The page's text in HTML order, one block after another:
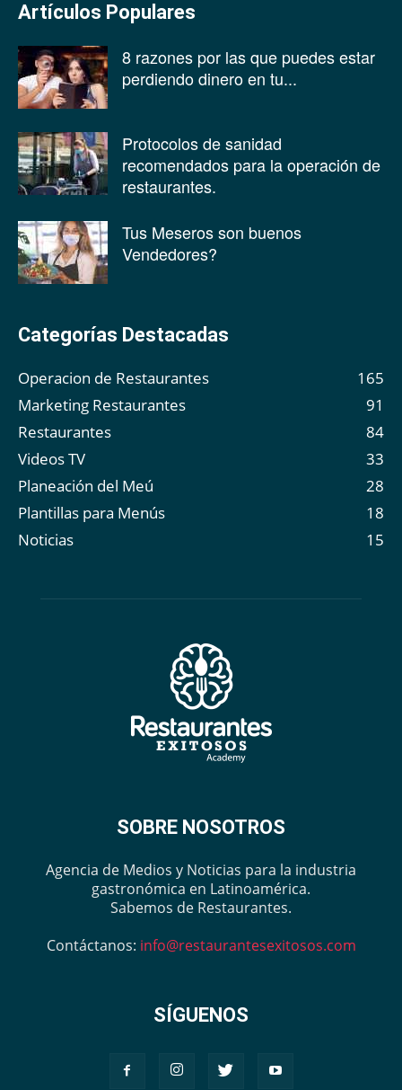
Artículos Populares
8 razones por las que puedes estar
perdiendo dinero en tu...
Protocolos de sanidad
recomendados para la operación de
restaurantes.
Tus Meseros son buenos
Vendedores?
Categorías Destacadas
Operacion de Restaurantes
165
Marketing Restaurantes
91
Restaurantes
84
Videos TV
33
Planeación del Meú
28
Plantillas para Menús
18
Noticias
15
SOBRE NOSOTROS
Agencia de Medios y Noticias para la industria
gastronómica en Latinoamérica.
Sabemos de Restaurantes.
Contáctanos: info@restaurantesexitosos.com
SÍGUENOS